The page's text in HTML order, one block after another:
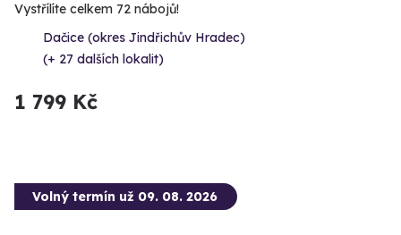
Vystřílíte celkem 72 nábojů!
Dačice (okres Jindřichův Hradec)
(+ 27 dalších lokalit)
1 799 Kč
Volný termín už 09. 08. 2026